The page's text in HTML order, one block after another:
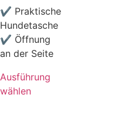
✔ Praktische
Hundetasche
✔ Öffnung
an der Seite
Ausführung
wählen